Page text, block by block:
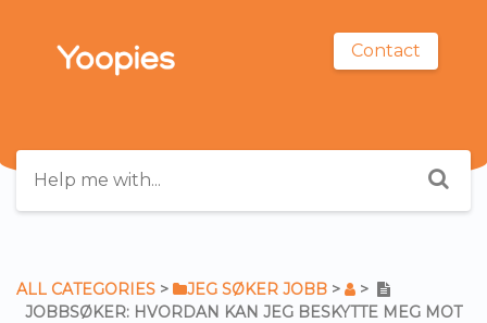
Contact
ALL CATEGORIES ​ > ​ ​JEG SØKER JOBB ​ > ​
​ > ​
JOBBSØKER: HVORDAN KAN JEG BESKYTTE MEG MOT